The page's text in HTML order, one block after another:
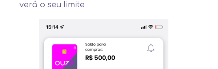
verá o seu limite